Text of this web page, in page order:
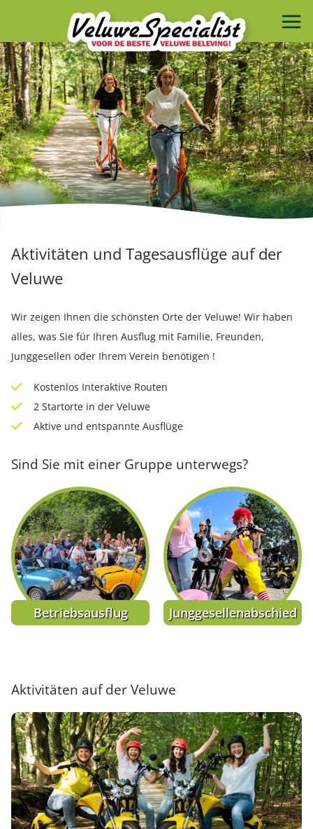
Aktivitäten und Tagesausflüge auf der
Veluwe
Wir zeigen Ihnen die schönsten Orte der Veluwe! Wir haben
alles, was Sie für Ihren Ausflug mit Familie, Freunden,
Junggesellen oder Ihrem Verein benötigen !
Kostenlos Interaktive Routen
2 Startorte in der Veluwe
Aktive und entspannte Ausflüge
Sind Sie mit einer Gruppe unterwegs?
Junggesellenabschied Familienausflug
Aktivitäten auf der Veluwe